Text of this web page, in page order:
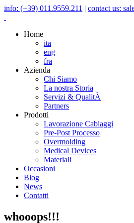
info: (+39) 011.9559.211 | contact us:
Home
ita
eng
fra
Azienda
Chi Siamo
La nostra Storia
Servizi & QualitÀ
Partners
Prodotti
Lavorazione Cablaggi
Pre-Post Processo
Overmolding
Medical Devices
Materiali
Occasioni
Blog
News
Contatti
whooops!!!